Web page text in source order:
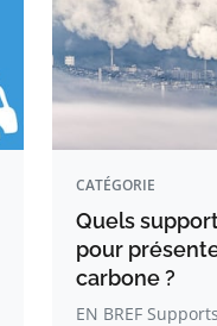
CATÉGORIE
Quels
pour
carbone ?
EN BREF